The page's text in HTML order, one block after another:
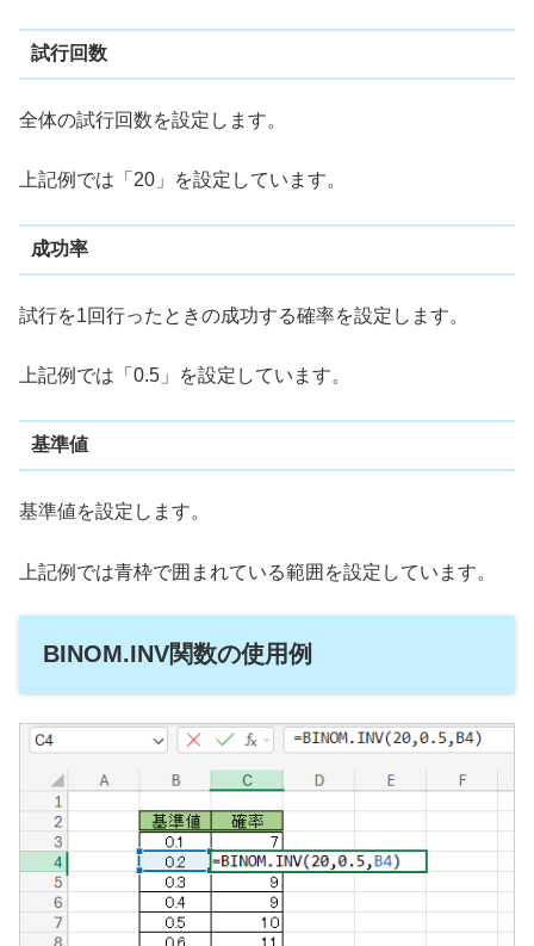
試行回数
全体の試行回数を設定します。
上記例では「20」を設定しています。
成功率
試行を1回行ったときの成功する確率を設定します。
上記例では「0.5」を設定しています。
基準値
基準値を設定します。
上記例では青枠で囲まれている範囲を設定しています。
BINOM.INV関数の使用例